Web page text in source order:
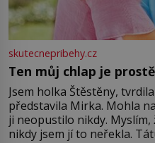
skutecnepribehy.cz
Ten můj chlap je
Jsem holka Štěstěny,
představila Mirka. Mohla
ji neopustilo nikdy. Myslím,
nikdy jsem jí to neřekla.